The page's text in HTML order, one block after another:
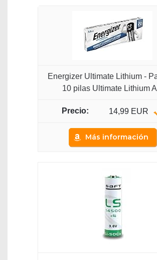
Energizer Ultimate Lithium -
10 pilas Ultimate Lithium
14,99 EUR
Más información